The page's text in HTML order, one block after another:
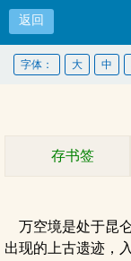
返回
字体： 大 中
存书签
万空境是处于昆
出现的上古遗迹，